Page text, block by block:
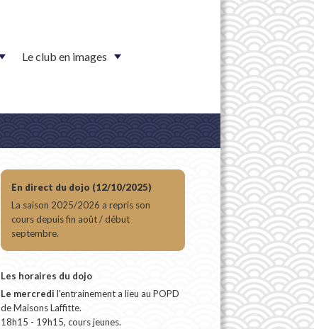
Le club en images
En direct du dojo (12/10/2025)
La saison 2025/2026 a repris son
cours depuis fin août / début
septembre.
Les horaires du dojo
Le mercredi l'entrainement a lieu au POPD
de Maisons Laffitte.
18h15 - 19h15, cours jeunes.